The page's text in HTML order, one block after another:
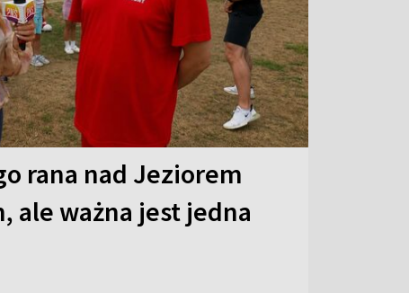
rana nad Jeziorem
ale ważna jest jedna